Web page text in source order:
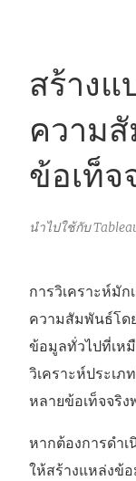
สร้าง
ความ
ข้อเท็จ
นำไปใช้กับ
การวิเคราะห์มั
ความสัมพันธ์โด
ข้อมูลทั่วไปที่เห
วิเคราะห์ประเภ
หลายข้อเท็จจริ
หากต้องการดำ
ให้สร้างแหล่งข้